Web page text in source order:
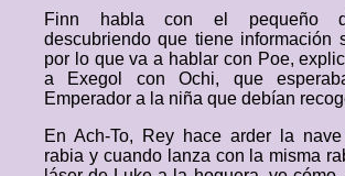
Finn habla con el pequeño
descubriendo que tiene información
por lo que va a hablar con Poe,
a Exegol con Ochi, que
Emperador a la niña que debían
En Ach-To, Rey hace arder la
rabia y cuando lanza con la misma